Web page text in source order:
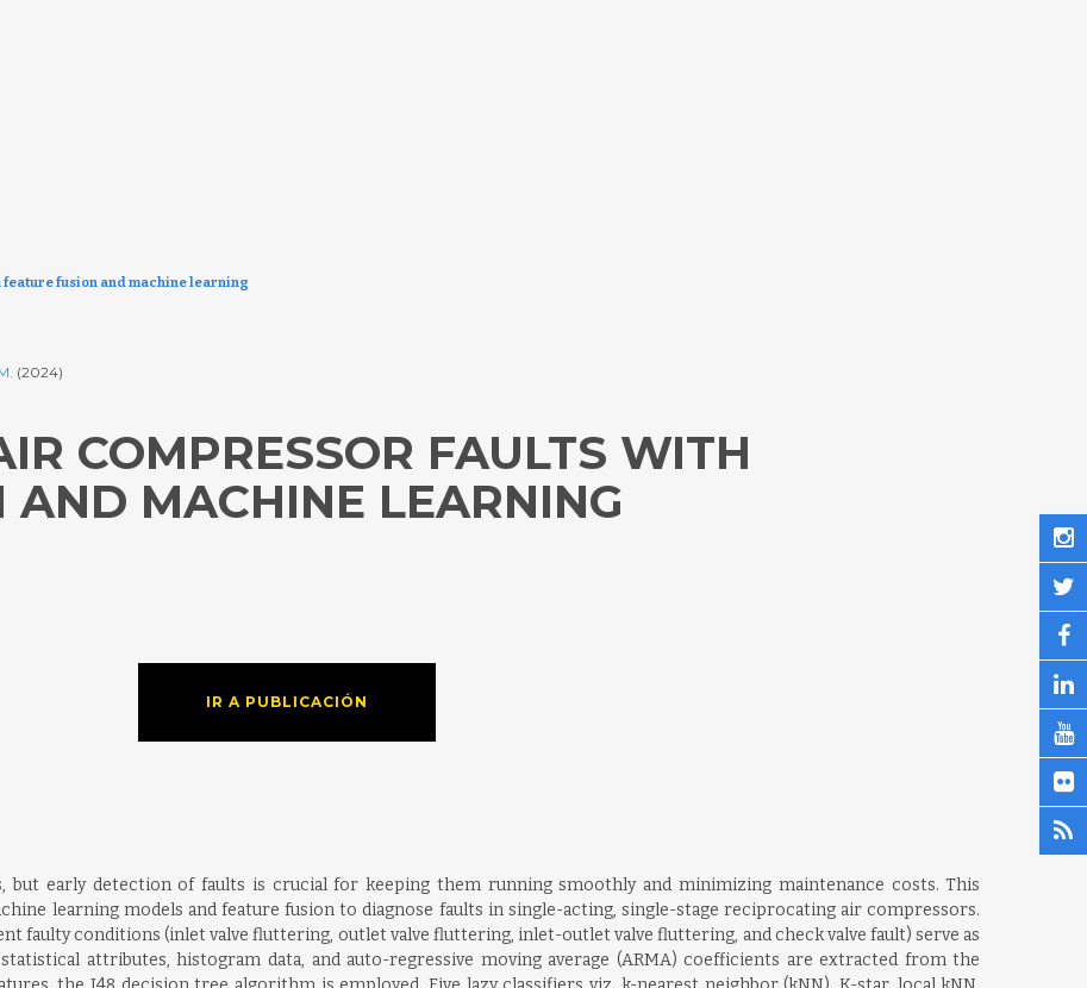
fusion and machine learning
(2024)
COMPRESSOR FAULTS WITH
AND MACHINE LEARNING
IR A PUBLICACIÓN
early detection of faults is crucial for keeping them running smoothly and minimizing maintenance costs. This
learning models and feature fusion to diagnose faults in single-acting, single-stage reciprocating air compressors.
faulty conditions (inlet valve fluttering, outlet valve fluttering, inlet-outlet valve fluttering, and check valve fault) serve as
attributes, histogram data, and auto-regressive moving average (ARMA) coefficients are extracted from the